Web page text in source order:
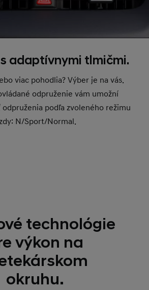
adaptívnymi tlmičmi.
viac pohodlia? Výber je na vás.
odpruženie vám umožní
podľa zvoleného režimu
N/Sport/Normal.
technológie
výkon na
okruhu.